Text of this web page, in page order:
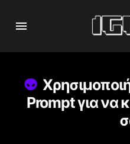
Prompt για να